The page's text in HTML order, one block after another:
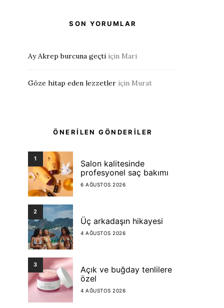
SON YORUMLAR
Ay Akrep burcuna geçti için Mari
Göze hitap eden lezzetler için Murat
ÖNERİLEN GÖNDERİLER
1
Salon kalitesinde
profesyonel saç bakımı
6 AĞUSTOS 2026
2
Üç arkadaşın hikayesi
4 AĞUSTOS 2026
3
Açık ve buğday tenlilere
özel
4 AĞUSTOS 2026